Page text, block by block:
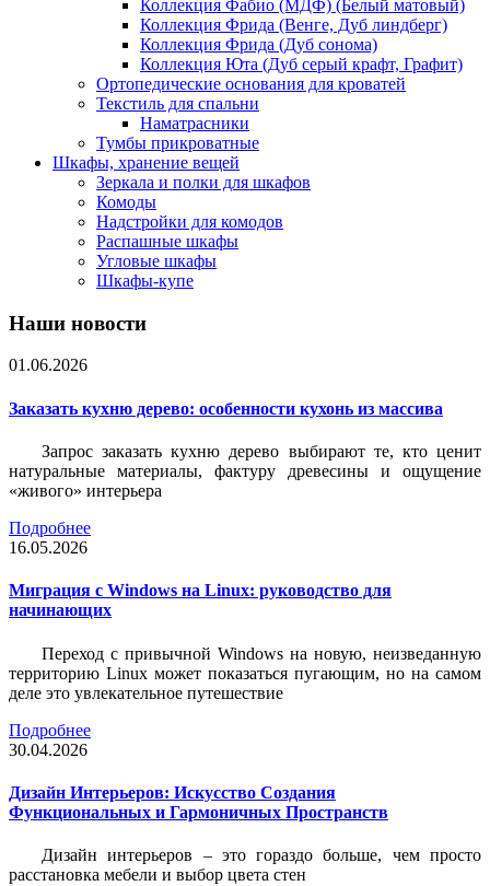
Коллекция Фабио (МДФ) (Белый матовый)
Коллекция Фрида (Венге, Дуб линдберг)
Коллекция Фрида (Дуб сонома)
Коллекция Юта (Дуб серый крафт, Графит)
Ортопедические основания для кроватей
Текстиль для спальни
Наматрасники
Тумбы прикроватные
Шкафы, хранение вещей
Зеркала и полки для шкафов
Комоды
Надстройки для комодов
Распашные шкафы
Угловые шкафы
Шкафы-купе
Наши новости
01.06.2026
Заказать кухню дерево: особенности кухонь из массива
Запрос заказать кухню дерево выбирают те, кто ценит
натуральные материалы, фактуру древесины и ощущение
«живого» интерьера
Подробнее
16.05.2026
Миграция с Windows на Linux: руководство для
начинающих
Переход с привычной Windows на новую, неизведанную
территорию Linux может показаться пугающим, но на самом
деле это увлекательное путешествие
Подробнее
30.04.2026
Дизайн Интерьеров: Искусство Создания
Функциональных и Гармоничных Пространств
Дизайн интерьеров – это гораздо больше, чем просто
расстановка мебели и выбор цвета стен